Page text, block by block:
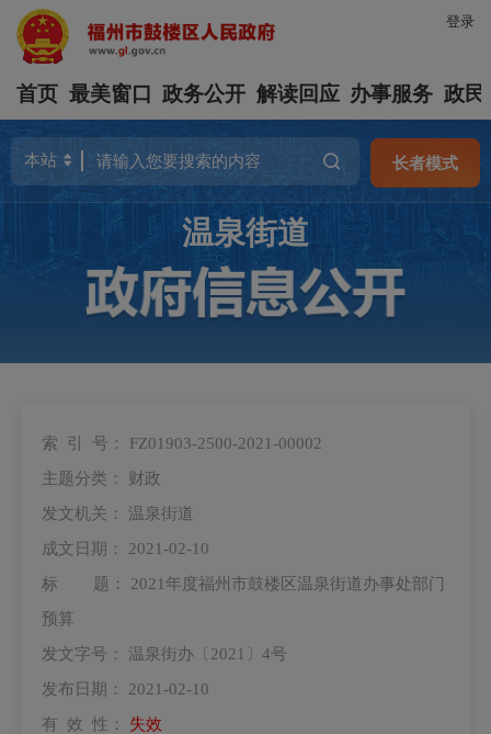
登录
首页 最美窗口 政务公开 解读回应 办事服务 政民
长者模式
温泉街道
索 引 号： FZ01903-2500-2021-00002
主题分类： 财政
发文机关： 温泉街道
成文日期： 2021-02-10
标 题： 2021年度福州市鼓楼区温泉街道办事处部门
预算
发文字号： 温泉街办〔2021〕4号
发布日期： 2021-02-10
有 效 性： 失效